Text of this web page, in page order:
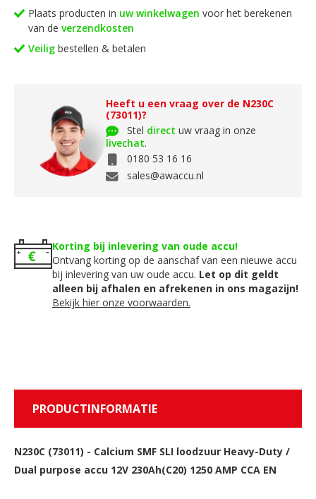
Plaats producten in uw winkelwagen voor het berekenen
van de verzendkosten
Veilig bestellen & betalen
Heeft u een vraag over de N230C
(73011)?
Stel direct uw vraag in onze
livechat.
0180 53 16 16
sales@awaccu.nl
Korting bij inlevering van oude accu!
Ontvang korting op de aanschaf van een nieuwe accu
bij inlevering van uw oude accu. Let op dit geldt
alleen bij afhalen en afrekenen in ons magazijn!
Bekijk hier onze voorwaarden.
PRODUCTINFORMATIE
N230C (73011) - Calcium SMF SLI loodzuur Heavy-Duty /
Dual purpose accu 12V 230Ah(C20) 1250 AMP CCA EN